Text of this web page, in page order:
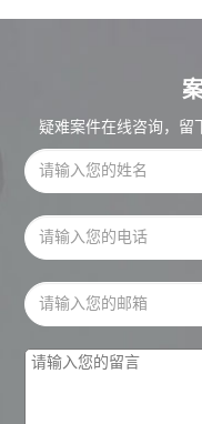
疑难案件在线咨询，留